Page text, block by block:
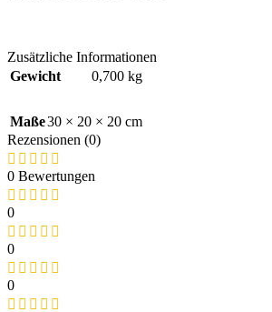
Zusätzliche Informationen
Gewicht
0,700 kg
Maße30 × 20 × 20 cm
Rezensionen (0)
0 Bewertungen
0
0
0